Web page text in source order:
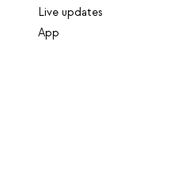
Live updates
App